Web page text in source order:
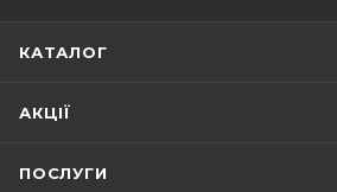
КАТАЛОГ
АКЦІЇ
ПОСЛУГИ